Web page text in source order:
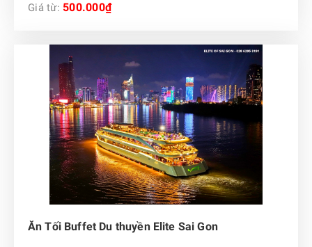
Giá từ: 500.000₫
Ăn Tối Buffet Du thuyền Elite Sai Gon